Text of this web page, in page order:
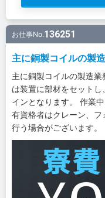
お仕事No.136251
主に銅製コイルの製
主に銅製コイルの製造
は装置に部材をセット
インとなります。 作業
有資格者はクレーン、
行う場合がございます。